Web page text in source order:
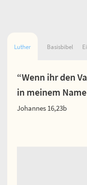
Luther Basisbibel
“Wenn ihr den
in meinem
Johannes 16,23b